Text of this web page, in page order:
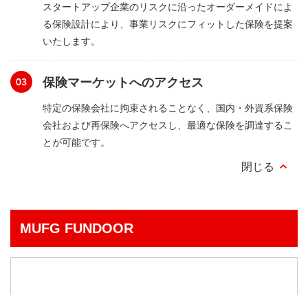
スタートアップ企業のリスクに沿ったオーダーメイドによ
る保険設計により、事業リスクにフィットした保険を提案
いたします。
保険マーケットへのアクセス
特定の保険会社に拘束されることなく、国内・外資系保険
会社および再保険へアクセスし、最適な保険を調達するこ
とが可能です。
MUFG FUNDOOR